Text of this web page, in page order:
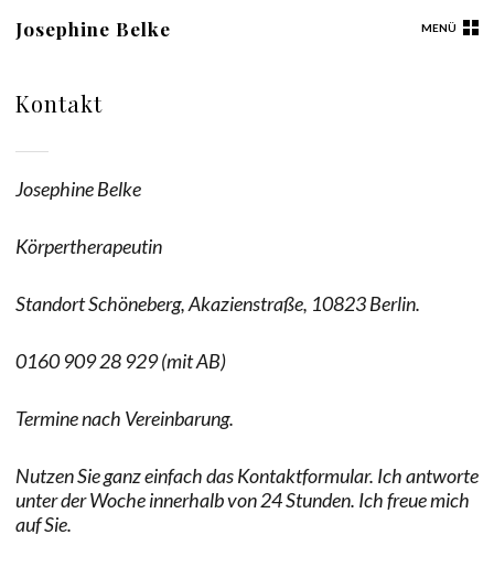
MENÜ
Josephine Belke
Kontakt
Josephine Belke
Körpertherapeutin
Standort Schöneberg, Akazienstraße, 10823 Berlin.
0160 909 28 929 (mit AB)
Termine nach Vereinbarung.
Nutzen Sie ganz einfach das Kontaktformular. Ich antworte
unter der Woche innerhalb von 24 Stunden. Ich freue mich
auf Sie.